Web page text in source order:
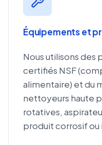
Équipements et
Nous utilisons des
certifiés NSF
alimentaire) et du
nettoyeurs haute
rotatives,
produit corrosif ou